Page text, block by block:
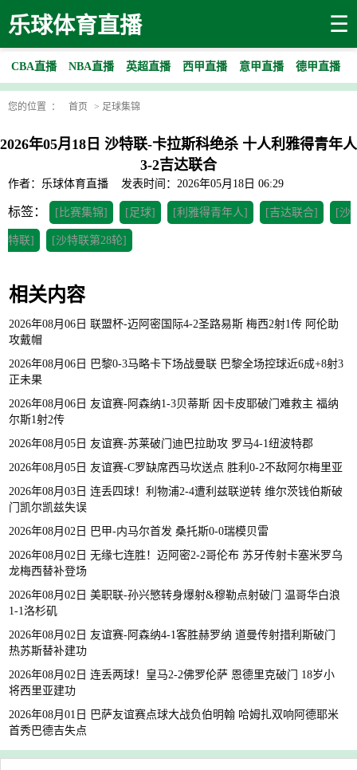
乐球体育直播 ☰
CBA直播 NBA直播 英超直播 西甲直播 意甲直播 德甲直播
您的位置 ： 首页 > 足球集锦
2026年05月18日 沙特联-卡拉斯科绝杀 十人利雅得青年人
3-2吉达联合
作者：乐球体育直播 发表时间：2026年05月18日 06:29
标签： [比赛集锦] [足球] [利雅得青年人] [吉达联合] [沙
特联] [沙特联第28轮]
相关内容
2026年08月06日 联盟杯-迈阿密国际4-2圣路易斯 梅西2射1传 阿伦助
攻戴帽
2026年08月06日 巴黎0-3马略卡下场战曼联 巴黎全场控球近6成+8射3
正未果
2026年08月06日 友谊赛-阿森纳1-3贝蒂斯 因卡皮耶破门难救主 福纳
尔斯1射2传
2026年08月05日 友谊赛-苏莱破门迪巴拉助攻 罗马4-1纽波特郡
2026年08月05日 友谊赛-C罗缺席西马坎送点 胜利0-2不敌阿尔梅里亚
2026年08月03日 连丢四球！利物浦2-4遭利兹联逆转 维尔茨钱伯斯破
门凯尔凯兹失误
2026年08月02日 巴甲-内马尔首发 桑托斯0-0瑞模贝雷
2026年08月02日 无缘七连胜！迈阿密2-2哥伦布 苏牙传射卡塞米罗乌
龙梅西替补登场
2026年08月02日 美职联-孙兴慜转身爆射&穆勒点射破门 温哥华白浪
1-1洛杉矶
2026年08月02日 友谊赛-阿森纳4-1客胜赫罗纳 道曼传射措利斯破门
热苏斯替补建功
2026年08月02日 连丢两球！皇马2-2佛罗伦萨 恩德里克破门 18岁小
将西里亚建功
2026年08月01日 巴萨友谊赛点球大战负伯明翰 哈姆扎双响阿德耶米
首秀巴德吉失点